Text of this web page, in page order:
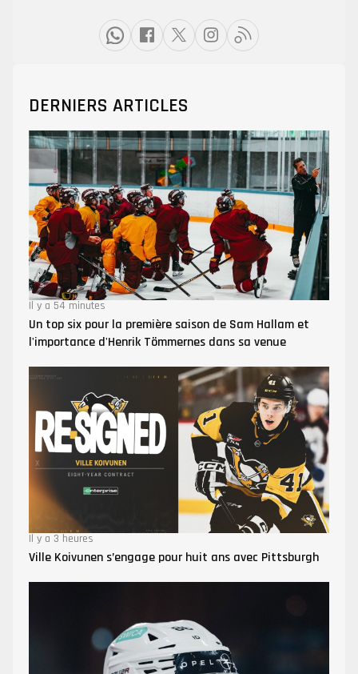
DERNIERS ARTICLES
Il y a 54 minutes
Un top six pour la première saison de Sam Hallam et
l'importance d'Henrik Tömmernes dans sa venue
Il y a 3 heures
Ville Koivunen s’engage pour huit ans avec Pittsburgh